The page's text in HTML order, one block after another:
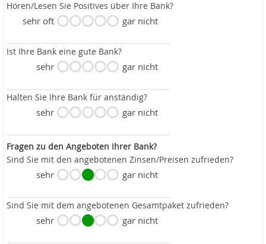
Hören/Lesen Sie Positives über Ihre Bank?
sehr oft gar nicht
Ist Ihre Bank eine gute Bank?
sehr gar nicht
Halten Sie Ihre Bank für anständig?
sehr gar nicht
Fragen zu den Angeboten Ihrer Bank?
Sind Sie mit den angebotenen Zinsen/Preisen zufrieden?
sehr gar nicht
Sind Sie mit dem angebotenen Gesamtpaket zufrieden?
sehr gar nicht